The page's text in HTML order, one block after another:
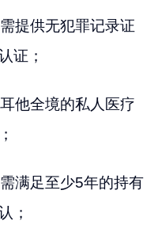
提供无犯罪记录证
证；
他全境的私人医疗
满足至少5年的持有
；